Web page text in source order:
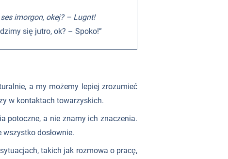
imorgon, okej? – Lugnt!
się jutro, ok? – Spoko!”
a my możemy lepiej zrozumieć
w kontaktach towarzyskich.
potoczne, a nie znamy ich znaczenia.
dosłownie.
takich jak rozmowa o pracę,